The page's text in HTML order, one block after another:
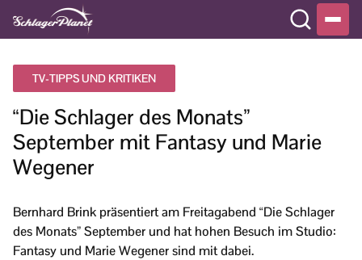
TV-TIPPS UND KRITIKEN
“Die Schlager des Monats”
September mit Fantasy und Marie
Wegener
Bernhard Brink präsentiert am Freitagabend “Die Schlager
des Monats” September und hat hohen Besuch im Studio:
Fantasy und Marie Wegener sind mit dabei.